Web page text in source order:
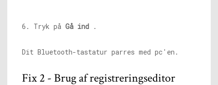
6. Tryk på Gå ind .
Dit Bluetooth-tastatur parres med pc'en.
Fix 2 - Brug af registreringseditor